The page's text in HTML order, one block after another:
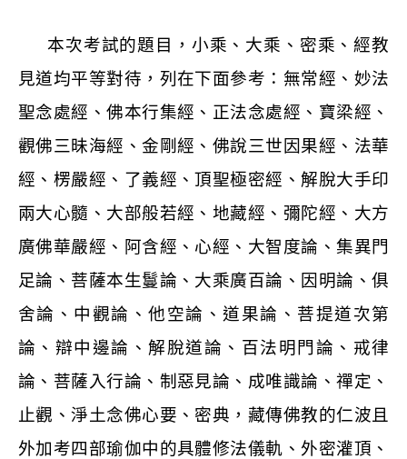
本次考試的題目，小乘、大乘、密乘、經教
見道均平等對待，列在下面參考：無常經、妙法
聖念處經、佛本行集經、正法念處經、寶梁經、
觀佛三昧海經、金剛經、佛說三世因果經、法華
經、楞嚴經、了義經、頂聖極密經、解脫大手印
兩大心髓、大部般若經、地藏經、彌陀經、大方
廣佛華嚴經、阿含經、心經、大智度論、集異門
足論、菩薩本生鬘論、大乘廣百論、因明論、俱
舍論、中觀論、他空論、道果論、菩提道次第
論、辯中邊論、解脫道論、百法明門論、戒律
論、菩薩入行論、制惡見論、成唯識論、禪定、
止觀、淨土念佛心要、密典，藏傳佛教的仁波且
外加考四部瑜伽中的具體修法儀軌、外密灌頂、